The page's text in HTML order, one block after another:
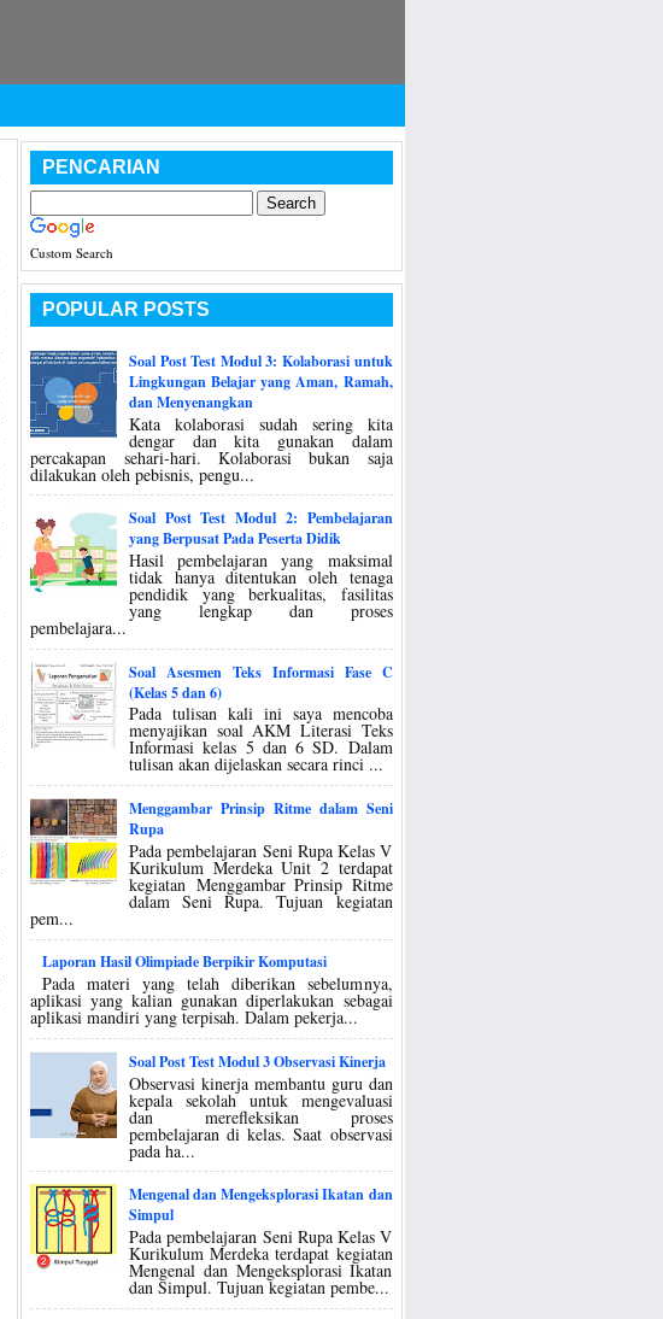
PENCARIAN
Custom Search
POPULAR POSTS
Soal Post Test Modul 3: Kolaborasi untuk
Lingkungan Belajar yang Aman, Ramah,
dan Menyenangkan
Kata kolaborasi sudah sering kita
dengar dan kita gunakan dalam
percakapan sehari-hari. Kolaborasi bukan saja
dilakukan oleh pebisnis, pengu...
Soal Post Test Modul 2: Pembelajaran
yang Berpusat Pada Peserta Didik
Hasil pembelajaran yang maksimal
tidak hanya ditentukan oleh tenaga
pendidik yang berkualitas, fasilitas
yang lengkap dan proses
pembelajara...
Soal Asesmen Teks Informasi Fase C
(Kelas 5 dan 6)
Pada tulisan kali ini saya mencoba
menyajikan soal AKM Literasi Teks
Informasi kelas 5 dan 6 SD. Dalam
tulisan akan dijelaskan secara rinci ...
Menggambar Prinsip Ritme dalam Seni
Rupa
Pada pembelajaran Seni Rupa Kelas V
Kurikulum Merdeka Unit 2 terdapat
kegiatan Menggambar Prinsip Ritme
dalam Seni Rupa. Tujuan kegiatan
pem...
Laporan Hasil Olimpiade Berpikir Komputasi
Pada materi yang telah diberikan sebelumnya,
aplikasi yang kalian gunakan diperlakukan sebagai
aplikasi mandiri yang terpisah. Dalam pekerja...
Soal Post Test Modul 3 Observasi Kinerja
Observasi kinerja membantu guru dan
kepala sekolah untuk mengevaluasi
dan merefleksikan proses
pembelajaran di kelas. Saat observasi
pada ha...
Mengenal dan Mengeksplorasi Ikatan dan
Simpul
Pada pembelajaran Seni Rupa Kelas V
Kurikulum Merdeka terdapat kegiatan
Mengenal dan Mengeksplorasi Ikatan
dan Simpul. Tujuan kegiatan pembe...